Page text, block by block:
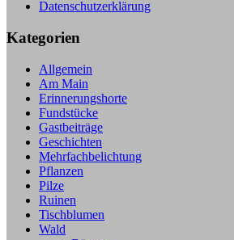
Datenschutzerklärung
Kategorien
Allgemein
Am Main
Erinnerungshorte
Fundstücke
Gastbeiträge
Geschichten
Mehrfachbelichtung
Pflanzen
Pilze
Ruinen
Tischblumen
Wald